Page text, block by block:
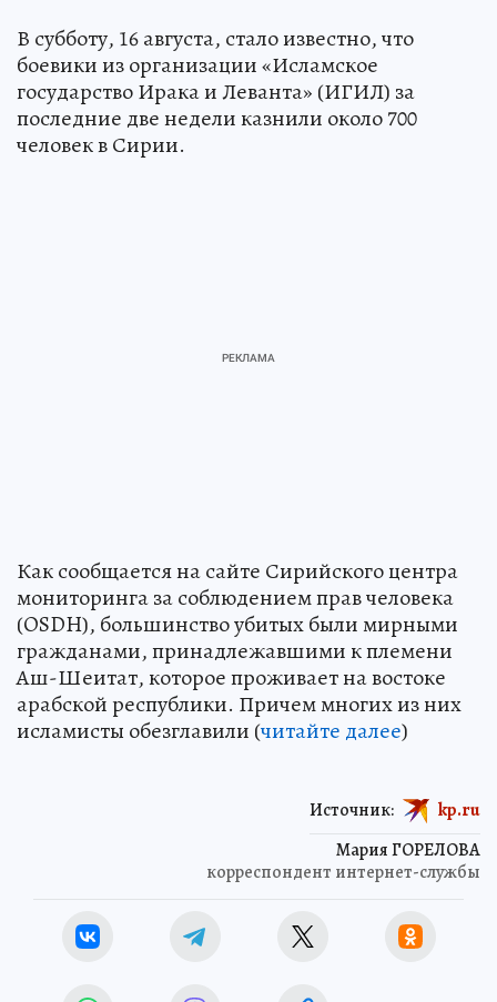
В субботу, 16 августа, стало известно, что
боевики из организации «Исламское
государство Ирака и Леванта» (ИГИЛ) за
последние две недели казнили около 700
человек в Сирии.
Как сообщается на сайте Сирийского центра
мониторинга за соблюдением прав человека
(OSDH), большинство убитых были мирными
гражданами, принадлежавшими к племени
Аш-Шеитат, которое проживает на востоке
арабской республики. Причем многих из них
исламисты обезглавили (читайте далее)
Мария ГОРЕЛОВА
корреспондент интернет-службы
Источник: kp.ru